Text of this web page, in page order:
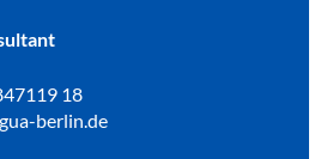
18
berlin.de